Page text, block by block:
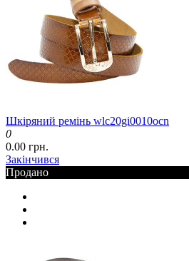
Шкіряний ремінь wlc20gi0010ocn
0
0.00 грн.
Закінчився
Продано